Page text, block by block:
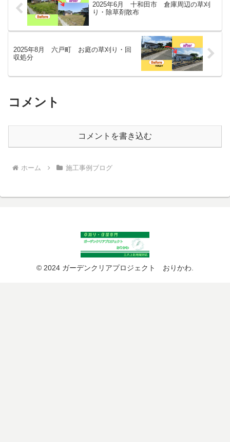
2025年6月 十和田市 倉庫周辺の草刈
り・除草剤散布
2025年8月 六戸町 お庭の草刈り・回
収処分
コメント
コメントを書き込む
ホーム 施工事例ブログ
© 2024 ガーデンクリアプロジェクト おりかわ.